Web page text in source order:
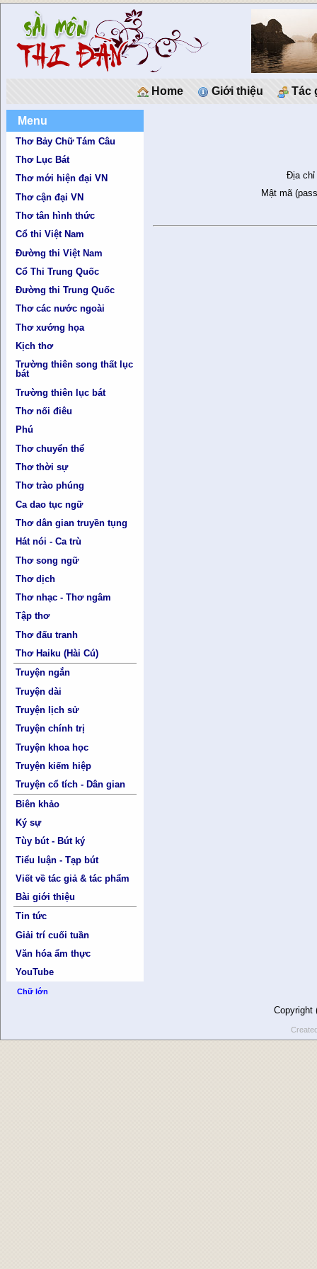
Home Giới thiệu Tác
Menu
Thơ Bảy Chữ Tám Câu
Thơ Lục Bát
Thơ mới hiện đại VN
Thơ cận đại VN
Thơ tân hình thức
Cổ thi Việt Nam
Đường thi Việt Nam
Cổ Thi Trung Quốc
Đường thi Trung Quốc
Thơ các nước ngoài
Thơ xướng họa
Kịch thơ
Trường thiên song thất lục
bát
Trường thiên lục bát
Thơ nối điêu
Phú
Thơ chuyển thể
Thơ thời sự
Thơ trào phúng
Ca dao tục ngữ
Thơ dân gian truyền tụng
Hát nói - Ca trù
Thơ song ngữ
Thơ dịch
Thơ nhạc - Thơ ngâm
Tập thơ
Thơ đấu tranh
Thơ Haiku (Hài Cú)
Truyện ngắn
Truyện dài
Truyện lịch sử
Truyện chính trị
Truyện khoa học
Truyện kiếm hiệp
Truyện cổ tích - Dân gian
Biên khảo
Ký sự
Tùy bút - Bút ký
Tiểu luận - Tạp bút
Viết về tác giả & tác phẩm
Bài giới thiệu
Tin tức
Giải trí cuối tuần
Văn hóa ẩm thực
YouTube
Chữ lớn
Địa chỉ
Mật mã
Copyright